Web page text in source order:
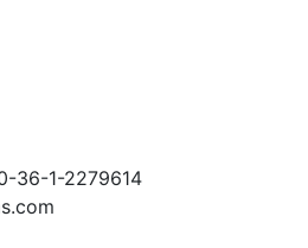
36-1-2279614